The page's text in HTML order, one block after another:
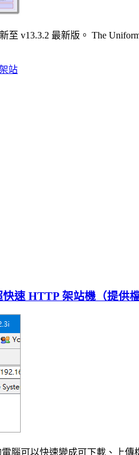
至 v13.3.2 最新版。 The
站
速 HTTP 架站機（提供
腦可以快速變成可下載、上